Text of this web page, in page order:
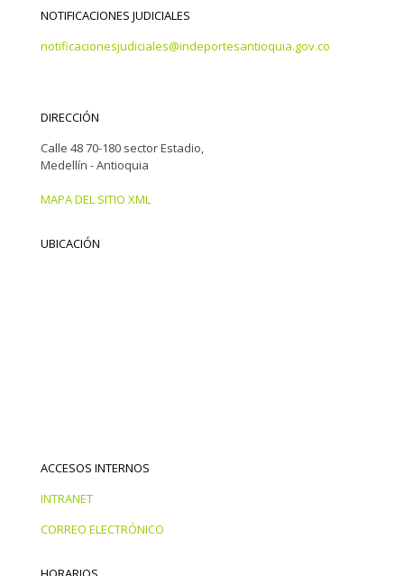
NOTIFICACIONES JUDICIALES
notificacionesjudiciales@indeportesantioquia.gov.co
DIRECCIÓN
Calle 48 70-180 sector Estadio,
Medellín - Antioquia
MAPA DEL SITIO XML
UBICACIÓN
ACCESOS INTERNOS
INTRANET
CORREO ELECTRÓNICO